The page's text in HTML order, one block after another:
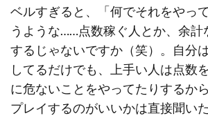
ベルすぎると、「何でそれをやっ
うような……点数稼ぐ人とか、余計
するじゃないですか（笑）。自分
してるだけでも、上手い人は点数
に危ないことをやってたりするか
プレイするのがいいかは直接聞い